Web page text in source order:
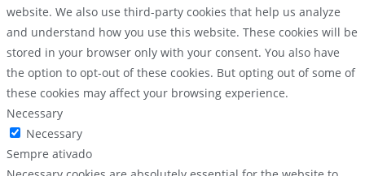
website. We also use third-party cookies that help us analyze
and understand how you use this website. These cookies will be
stored in your browser only with your consent. You also have
the option to opt-out of these cookies. But opting out of some of
these cookies may affect your browsing experience.
Necessary
Necessary
Sempre ativado